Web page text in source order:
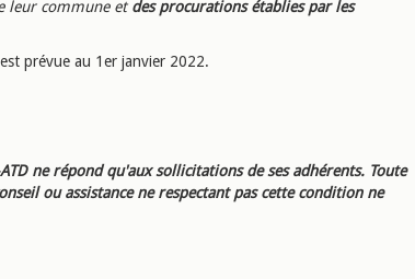
leur commune etdes procurations établies par les
prévue au 1er janvier 2022.
ne répond qu'aux sollicitations de ses adhérents. Toute
ou assistance ne respectant pas cette condition ne